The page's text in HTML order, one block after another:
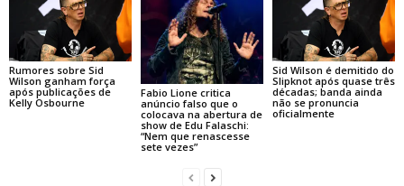
Rumores sobre Sid
Wilson ganham força
após publicações de
Kelly Osbourne
Fabio Lione critica
anúncio falso que o
colocava na abertura de
show de Edu Falaschi:
“Nem que renascesse
sete vezes”
Sid Wilson é demitido do
Slipknot após quase três
décadas; banda ainda
não se pronuncia
oficialmente